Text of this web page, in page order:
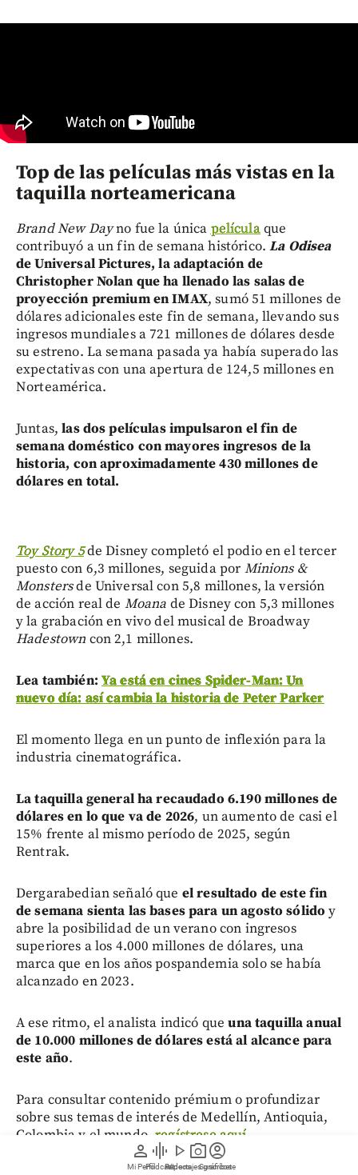
person
Mi Perfil
graphic_eq
Pódcast
play_arrow
Videos
photo_camera
Reportajes gráficos
account_circle
Suscríbete
Top de las películas más vistas en la
taquilla norteamericana
Brand New Dayno fue la única películaque
contribuyó a un fin de semana histórico.La Odisea
de Universal Pictures, la adaptación de
Christopher Nolan que ha llenado las salas de
proyección premium en IMAX, sumó 51 millones de
dólares adicionales este fin de semana, llevando sus
ingresos mundiales a 721 millones de dólares desde
su estreno. La semana pasada ya había superado las
expectativas con una apertura de 124,5 millones en
Norteamérica.
Juntas,las dos películas impulsaron el fin de
semana doméstico con mayores ingresos de la
historia, con aproximadamente 430 millones de
dólares en total.
Toy Story 5de Disney completó el podio en el tercer
puesto con 6,3 millones, seguida por Minions &
Monstersde Universal con 5,8 millones, la versión
de acción real de Moana de Disney con 5,3 millones
y la grabación en vivo del musical de Broadway
Hadestown con 2,1 millones.
Lea también: Ya está en cines Spider-Man: Un
nuevo día: así cambia la historia de Peter Parker
El momento llega en un punto de inflexión para la
industria cinematográfica.
La taquilla general ha recaudado 6.190 millones de
dólares en lo que va de 2026, un aumento de casi el
15% frente al mismo período de 2025, según
Rentrak.
Dergarabedian señaló que el resultado de este fin
de semana sienta las bases para un agosto sólido y
abre la posibilidad de un verano con ingresos
superiores a los 4.000 millones de dólares, una
marca que en los años pospandemia solo se había
alcanzado en 2023.
A ese ritmo, el analista indicó queuna taquilla anual
de 10.000 millones de dólares está al alcance para
este año.
Para consultar contenido prémium o profundizar
sobre sus temas de interés de Medellín, Antioquia,
Colombia y el mundo, regístrese aquí